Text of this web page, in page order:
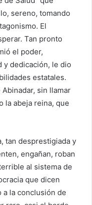
sereno, tomando
El
Tan pronto
el poder,
y dedicación, le dio
estatales.
sin llamar
la abeja reina, que
tan desprestigiada y
engañan, roban
al sistema de
que dicen
a la conclusión de